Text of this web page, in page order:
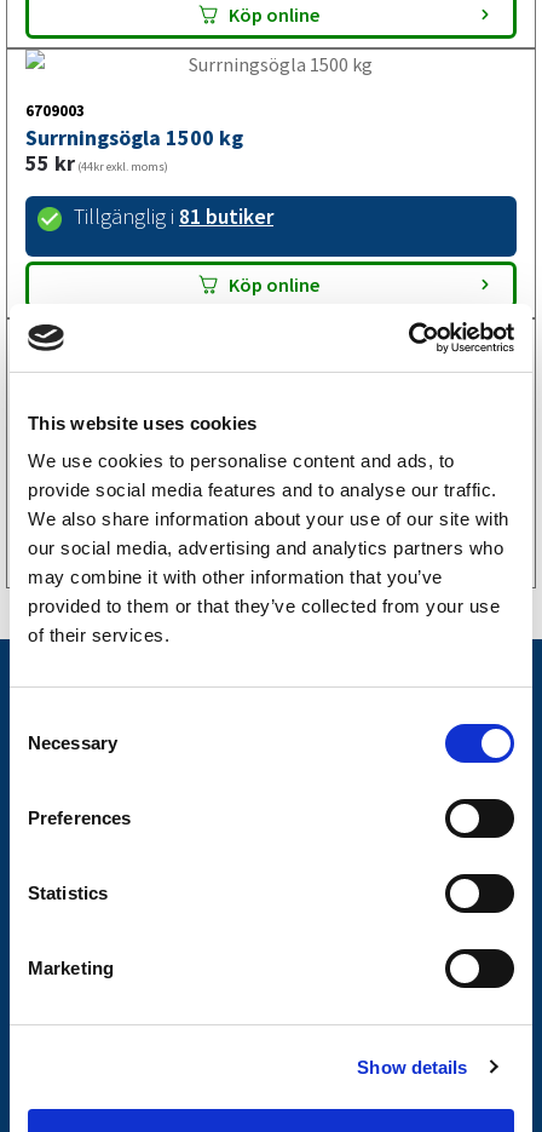
This website uses cookies
We use cookies to personalise content and ads, to
provide social media features and to analyse our traffic.
We also share information about your use of our site with
our social media, advertising and analytics partners who
may combine it with other information that you’ve
provided to them or that they’ve collected from your use
of their services.
Necessary
Preferences
Statistics
Marketing
Show details
Köp online
6709003
Surrningsögla 1500 kg
55 kr (44kr exkl. moms)
Tillgänglig i 81 butiker
Köp online
91kr
Tillgänglig i26 butiker
Köp online
Nyheter
Våra produkter
Kontakt